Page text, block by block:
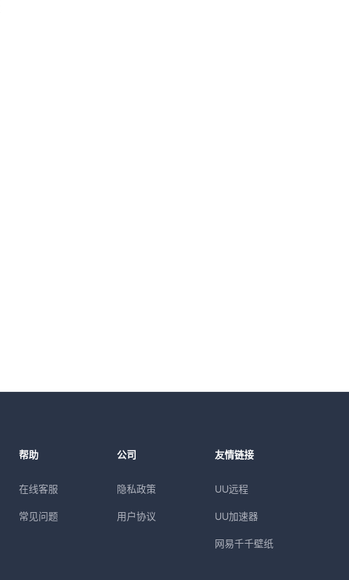
帮助
在线客服
常见问题
公司
隐私政策
用户协议
友情链接
UU远程
UU加速器
网易千千壁纸